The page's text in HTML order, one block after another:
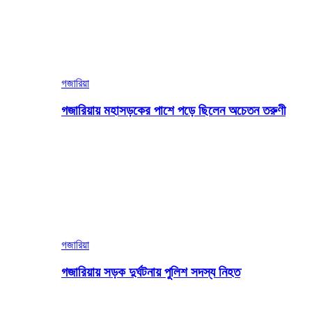
গজারিয়া
গজারিয়ায় মহাসড়কের পাশে পড়ে ছিলেন অচেতন তরুণী
গজারিয়া
গজারিয়ায় সড়ক দুর্ঘটনায় পুলিশ সদস্য নিহত